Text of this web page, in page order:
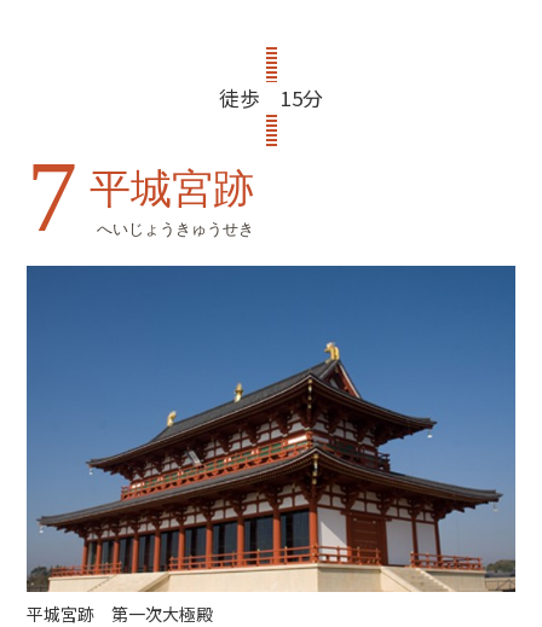
徒歩 15分
7 平城宮跡
へいじょうきゅうせき
平城宮跡 第一次大極殿